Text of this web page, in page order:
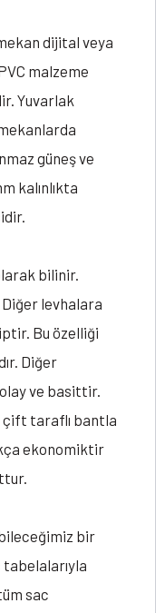
dijital veya
malzeme
Yuvarlak
güneş ve
kalınlıkta
bilinir.
levhalara
Bu özelliği
Diğer
ve basittir.
çift taraflı bantla
ekonomiktir
bir
sac